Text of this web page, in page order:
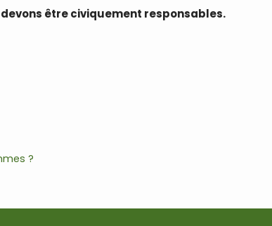
être civiquement responsables.
?